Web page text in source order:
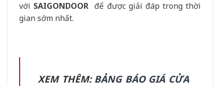
với SAIGONDOOR để được giải đáp trong thời
gian sớm nhất.
XEM THÊM: BẢNG BÁO GIÁ CỬA